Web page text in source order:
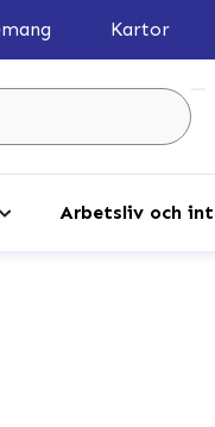
Kartor
Arbetsliv och